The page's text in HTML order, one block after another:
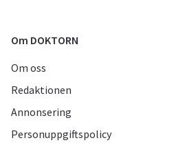
Om DOKTORN
Om oss
Redaktionen
Annonsering
Personuppgiftspolicy